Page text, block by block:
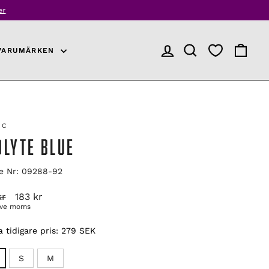
LOGGA INPRODUKTSÖKNING
BLUE
Nr: 09288-92
Reapris
183 kr
moms
tidigare pris: 279 SEK
S M